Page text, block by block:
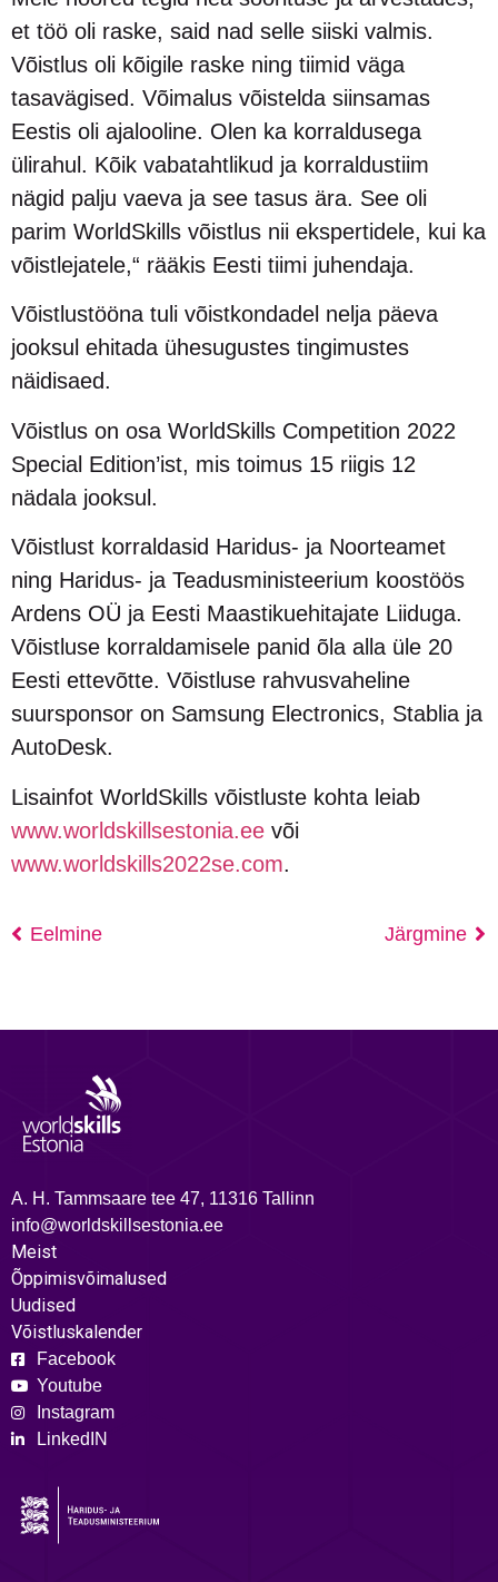
et töö oli raske, said nad selle siiski valmis.
Võistlus oli kõigile raske ning tiimid väga
tasavägised. Võimalus võistelda siinsamas
Eestis oli ajalooline. Olen ka korraldusega
ülirahul. Kõik vabatahtlikud ja korraldustiim
nägid palju vaeva ja see tasus ära. See oli
parim WorldSkills võistlus nii ekspertidele, kui ka
võistlejatele,“ rääkis Eesti tiimi juhendaja.
Võistlustööna tuli võistkondadel nelja päeva
jooksul ehitada ühesugustes tingimustes
näidisaed.
Võistlus on osa WorldSkills Competition 2022
Special Edition’ist, mis toimus 15 riigis 12
nädala jooksul.
Võistlust korraldasid Haridus- ja Noorteamet
ning Haridus- ja Teadusministeerium koostöös
Ardens OÜ ja Eesti Maastikuehitajate Liiduga.
Võistluse korraldamisele panid õla alla üle 20
Eesti ettevõtte. Võistluse rahvusvaheline
suursponsor on Samsung Electronics, Stablia ja
AutoDesk.
Lisainfot WorldSkills võistluste kohta leiab
www.worldskillsestonia.ee või
www.worldskills2022se.com.
Eelmine Järgmine
A. H. Tammsaare tee 47, 11316 Tallinn
info@worldskillsestonia.ee
Meist
Õppimisvõimalused
Uudised
Võistluskalender
Facebook
Youtube
Instagram
LinkedIN